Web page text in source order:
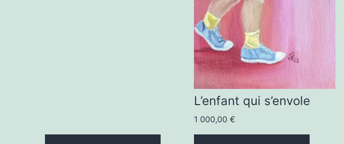
L’enfant qui s’envole
1 000,00€